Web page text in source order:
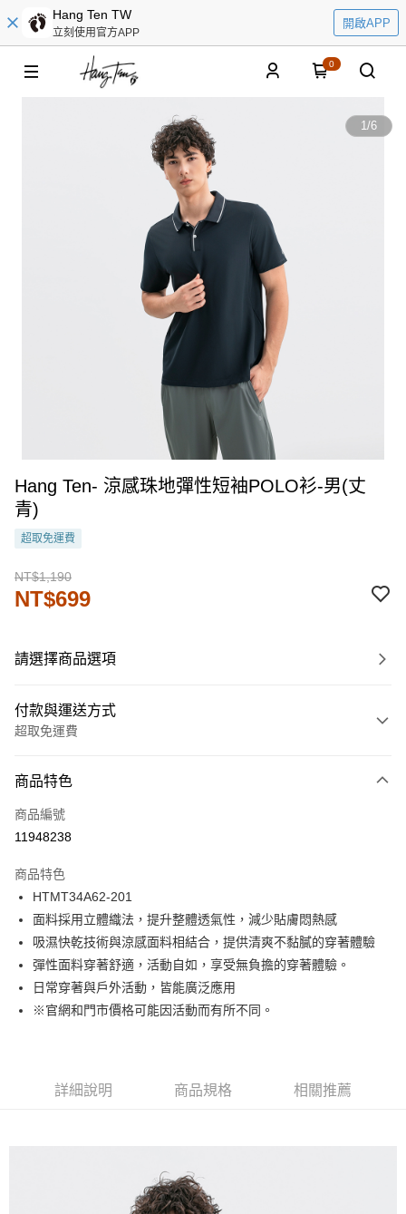
Hang Ten TW
立刻使用官方APP
開啟APP
0
1/6
Hang Ten- 涼感珠地彈性短袖POLO衫-男(丈
青)
超取免運費
NT$1,190
NT$699
請選擇商品選項
付款與運送方式
超取免運費
信用卡一次付款
LINE Pay
街口支付
悠遊付
Google Pay
貨到付款
商品特色
商品編號
11948238
商品特色
HTMT34A62-201
面料採用立體織法，提升整體透氣性，減少貼膚悶熱感
吸濕快乾技術與涼感面料相結合，提供清爽不黏膩的穿著體驗
彈性面料穿著舒適，活動自如，享受無負擔的穿著體驗。
日常穿著與戶外活動，皆能廣泛應用
※官網和門市價格可能因活動而有所不同。
詳細說明 商品規格 相關推薦